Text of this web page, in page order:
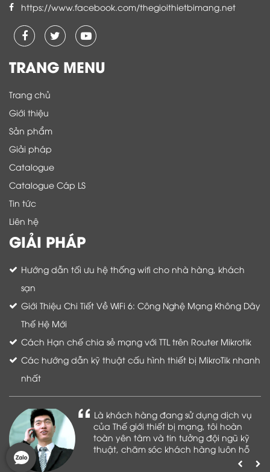
https://www.facebook.com/thegioithietbimang.net
TRANG MENU
Trang chủ
Giới thiệu
Sản phẩm
Giải pháp
Catalogue
Catalogue Cáp LS
Tin tức
Liên hệ
GIẢI PHÁP
Hướng dẫn tối ưu hệ thống wifi cho nhà hàng, khách
sạn
Giới Thiệu Chi Tiết Về WiFi 6: Công Nghệ Mạng Không Dây
Thế Hệ Mới
Cách Hạn chế chia sẻ mạng với TTL trên Router Mikrotik
Các hướng dẫn kỹ thuật cấu hình thiết bị MikroTik nhanh
nhất
Là khách hàng đang sử dụng dịch vụ
của Thế giới thiết bị mạng, tôi hoàn
toàn yên tâm và tin tưởng đội ngũ kỹ
thuật, chăm sóc khách hàng luôn hỗ